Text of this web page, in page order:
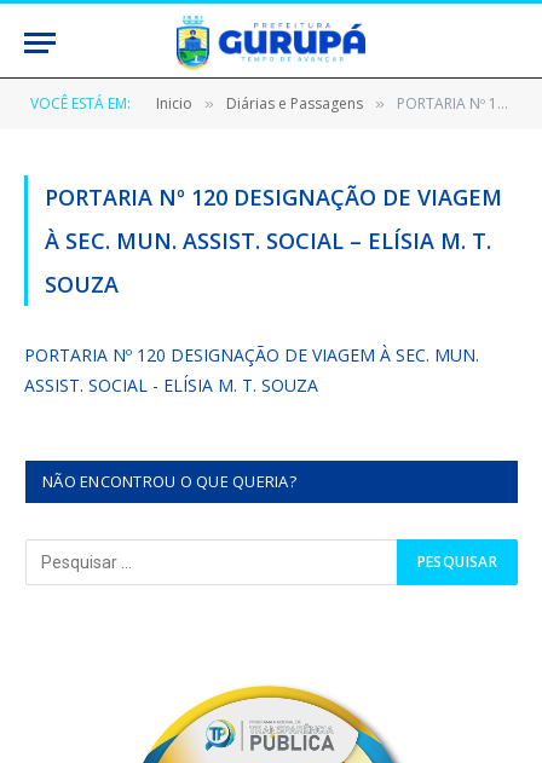
VOCÊ ESTÁ EM: Inicio » Diárias e Passagens » PORTARIA Nº 120 DESIGNAÇÃO DE VIAGEM À SEC. MUN. ASSIST. SOCIAL – ELÍSIA M. T. SOUZA
PORTARIA Nº 120 DESIGNAÇÃO DE VIAGEM
À SEC. MUN. ASSIST. SOCIAL – ELÍSIA M. T.
SOUZA
PORTARIA Nº 120 DESIGNAÇÃO DE VIAGEM À SEC. MUN.
ASSIST. SOCIAL - ELÍSIA M. T. SOUZA
NÃO ENCONTROU O QUE QUERIA?